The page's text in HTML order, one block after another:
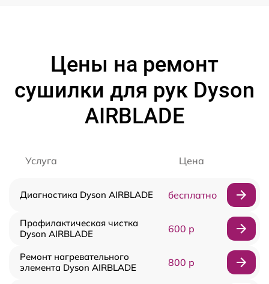
Цены на ремонт
сушилки для рук Dyson
AIRBLADE
Услуга Цена
Диагностика Dyson AIRBLADE бесплатно
Профилактическая чистка
Dyson AIRBLADE
600 р
Ремонт нагревательного
элемента Dyson AIRBLADE
800 р